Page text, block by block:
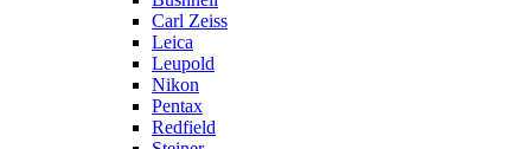
Carl Zeiss
Leica
Leupold
Nikon
Pentax
Redfield